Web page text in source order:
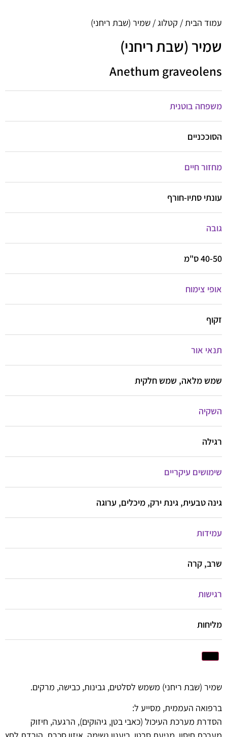
עמוד הבית / קטלוג / שמיר (שבת ריחני)
שמיר (שבת ריחני)
Anethum graveolens
משפחה בוטנית
הסוככניים
מחזור חיים
עונתי סתיו-חורף
גובה
40-50 ס"מ
אופי צימוח
זקוף
תנאי אור
שמש מלאה, שמש חלקית
השקיה
רגילה
שימושים עיקריים
גינה טבעית, גינת ירק, מיכלים, ערוגה
עמידות
שרב, קרה
רגישות
מליחות
שמיר (שבת ריחני) משמש לסלטים, גבינות, כבישה, מרקים.
ברפואה העממית, מסייע ל:
הסדרת מערכת העיכול (כאבי בטן, גיהוקים), הרגעה, חיזוק